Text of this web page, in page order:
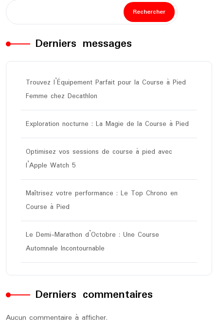
Rechercher
Derniers messages
Trouvez l’Équipement Parfait pour la Course à Pied
Femme chez Decathlon
Exploration nocturne : La Magie de la Course à Pied
Optimisez vos sessions de course à pied avec
l’Apple Watch 5
Maîtrisez votre performance : Le Top Chrono en
Course à Pied
Le Demi-Marathon d’Octobre : Une Course
Automnale Incontournable
Derniers commentaires
Aucun commentaire à afficher.